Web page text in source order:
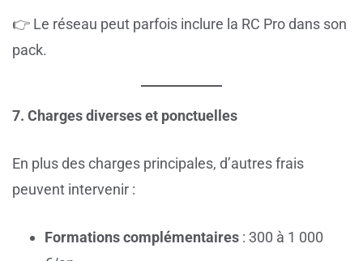
👉 Le réseau peut parfois inclure la RC Pro dans son
pack.
7. Charges diverses et ponctuelles
En plus des charges principales, d’autres frais
peuvent intervenir :
Formations complémentaires : 300 à 1 000